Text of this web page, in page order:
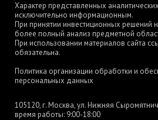
Характер представленных
исключительно информационным.
При принятии инвестиционных
более полный анализ предметной
При использовании материалов сайта
обязательна.
Политика организации обработки и
персональных данных
105120, г. Москва, ул. Нижняя
время работы: 9:00-18:00